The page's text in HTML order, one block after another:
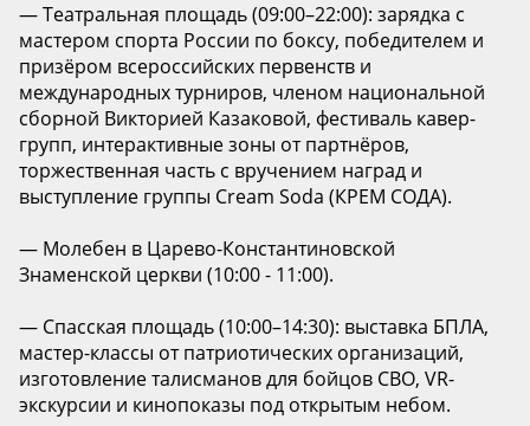
— Театральная площадь (09:00–22:00): зарядка с
мастером спорта России по боксу, победителем и
призёром всероссийских первенств и
международных турниров, членом национальной
сборной Викторией Казаковой, фестиваль кавер-
групп, интерактивные зоны от партнёров,
торжественная часть с вручением наград и
выступление группы Cream Soda (КРЕМ СОДА).
— Молебен в Царево-Константиновской
Знаменской церкви (10:00 - 11:00).
— Спасская площадь (10:00–14:30): выставка БПЛА,
мастер-классы от патриотических организаций,
изготовление талисманов для бойцов СВО, VR-
экскурсии и кинопоказы под открытым небом.